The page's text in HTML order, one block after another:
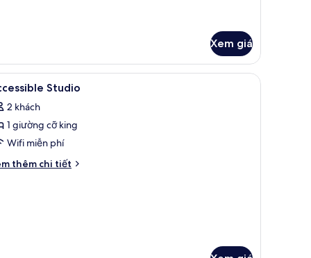
Xem giá
ủi quần áo Minibar, phòng cách âm, bàn ủi/dụng cụ ủi
8 Studio
2 khách
1 giường cỡ king
Wifi miễn phí
thêm chi tiết